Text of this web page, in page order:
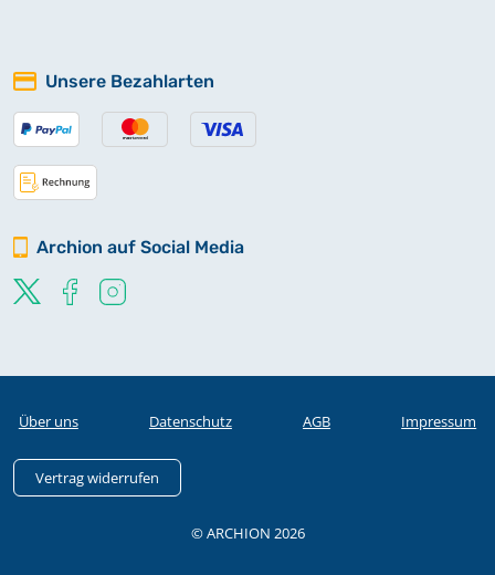
Unsere Bezahlarten
Archion auf Social Media
Über uns Datenschutz AGB Impressum
Vertrag widerrufen
© ARCHION 2026